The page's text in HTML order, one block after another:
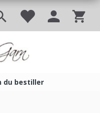
du bestiller